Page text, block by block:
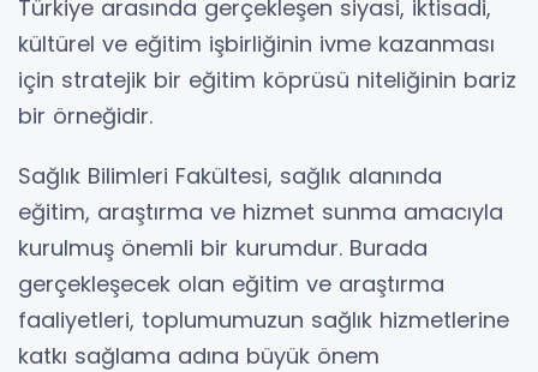
Türkiye arasında gerçekleşen siyasi, iktisadi,
kültürel ve eğitim işbirliğinin ivme kazanması
için stratejik bir eğitim köprüsü niteliğinin bariz
bir örneğidir.
Sağlık Bilimleri Fakültesi, sağlık alanında
eğitim, araştırma ve hizmet sunma amacıyla
kurulmuş önemli bir kurumdur. Burada
gerçekleşecek olan eğitim ve araştırma
faaliyetleri, toplumumuzun sağlık hizmetlerine
katkı sağlama adına büyük önem